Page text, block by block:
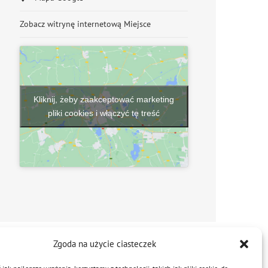
Zgoda na użycie ciasteczek
Zobacz witrynę internetową Miejsce
Kliknij, żeby zaakceptować marketing
pliki cookies i włączyć tę treść